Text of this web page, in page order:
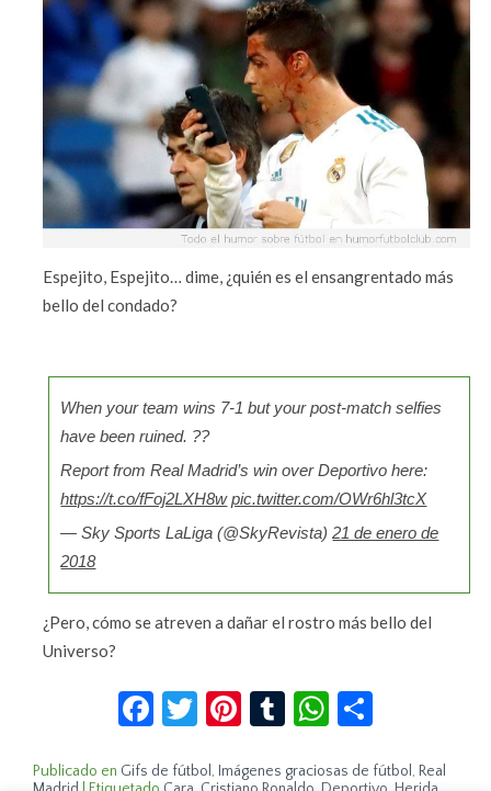
Espejito, Espejito… dime, ¿quién es el ensangrentado más
bello del condado?
When your team wins 7-1 but your post-match selfies
have been ruined. ??
Report from Real Madrid’s win over Deportivo here:
https://t.co/fFoj2LXH8w pic.twitter.com/OWr6hl3tcX
— Sky Sports LaLiga (@SkyRevista)21 de enero de
2018
¿Pero, cómo se atreven a dañar el rostro más bello del
Universo?
Facebook
Twitter
Pinterest
TumblrWhatsApp
Publicado en Gifs de fútbol , Imágenes graciosas de fútbol , Real